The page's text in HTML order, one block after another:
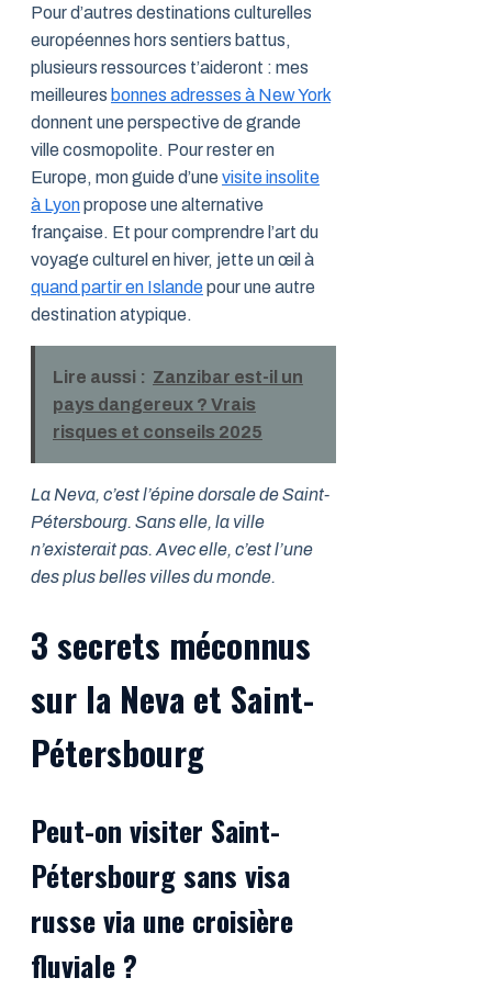
Pour d’autres destinations culturelles
européennes hors sentiers battus,
plusieurs ressources t’aideront : mes
meilleures bonnes adresses à New York
donnent une perspective de grande
ville cosmopolite. Pour rester en
Europe, mon guide d’une visite insolite
à Lyonpropose une alternative
française. Et pour comprendre l’art du
voyage culturel en hiver, jette un œil à
quand partir en Islandepour une autre
destination atypique.
Lire aussi : Zanzibar est-il un
pays dangereux ? Vrais
risques et conseils 2025
La Neva, c’est l’épine dorsale de Saint-
Pétersbourg. Sans elle, la ville
n’existerait pas. Avec elle, c’est l’une
des plus belles villes du monde.
3 secrets méconnus
sur la Neva et Saint-
Pétersbourg
Peut-on visiter Saint-
Pétersbourg sans visa
russe via une croisière
fluviale ?